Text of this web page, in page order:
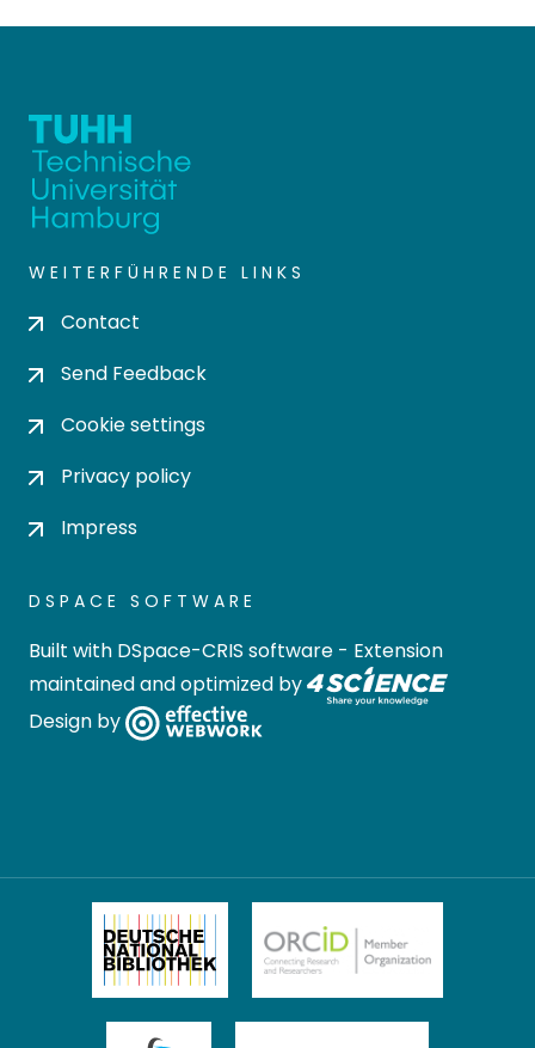
WEITERFÜHRENDE LINKS
Contact
Send Feedback
Cookie settings
Privacy policy
Impress
DSPACE SOFTWARE
Built with DSpace-CRIS software - Extension
maintained and optimized by
Design by